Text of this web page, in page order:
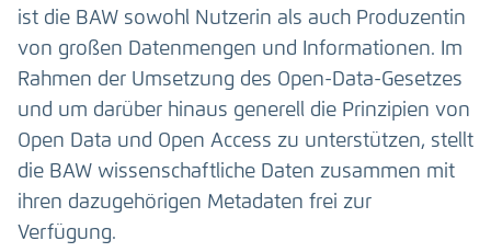
ist die BAW sowohl Nutzerin als auch Produzentin
von großen Datenmengen und Informationen. Im
Rahmen der Umsetzung des Open-Data-Gesetzes
und um darüber hinaus generell die Prinzipien von
Open Data und Open Access zu unterstützen, stellt
die BAW wissenschaftliche Daten zusammen mit
ihren dazugehörigen Metadaten frei zur
Verfügung.